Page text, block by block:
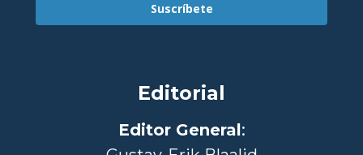
Suscríbete
Editorial
Editor General: